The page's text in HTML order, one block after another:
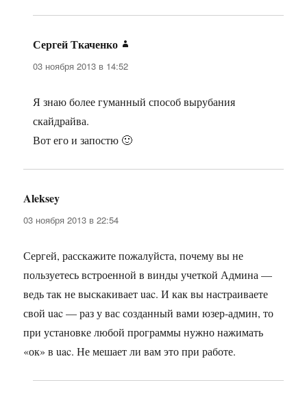
Сергей Ткаченко
03 ноября 2013 в 14:52
Я знаю более гуманный способ вырубания
скайдрайва.
Вот его и запостю 🙂
Aleksey
03 ноября 2013 в 22:54
Сергей, расскажите пожалуйста, почему вы не
пользуетесь встроенной в винды учеткой Админа —
ведь так не выскакивает uac. И как вы настраиваете
свой uac — раз у вас созданный вами юзер-админ, то
при установке любой программы нужно нажимать
«ок» в uac. Не мешает ли вам это при работе.